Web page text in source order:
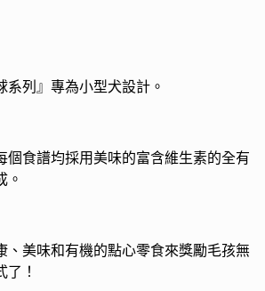
系列』 專為小型犬設計。
個食譜均採用美味的富含維生素的全有
。
、美味和有機的點心零食來獎勵毛孩無
了！